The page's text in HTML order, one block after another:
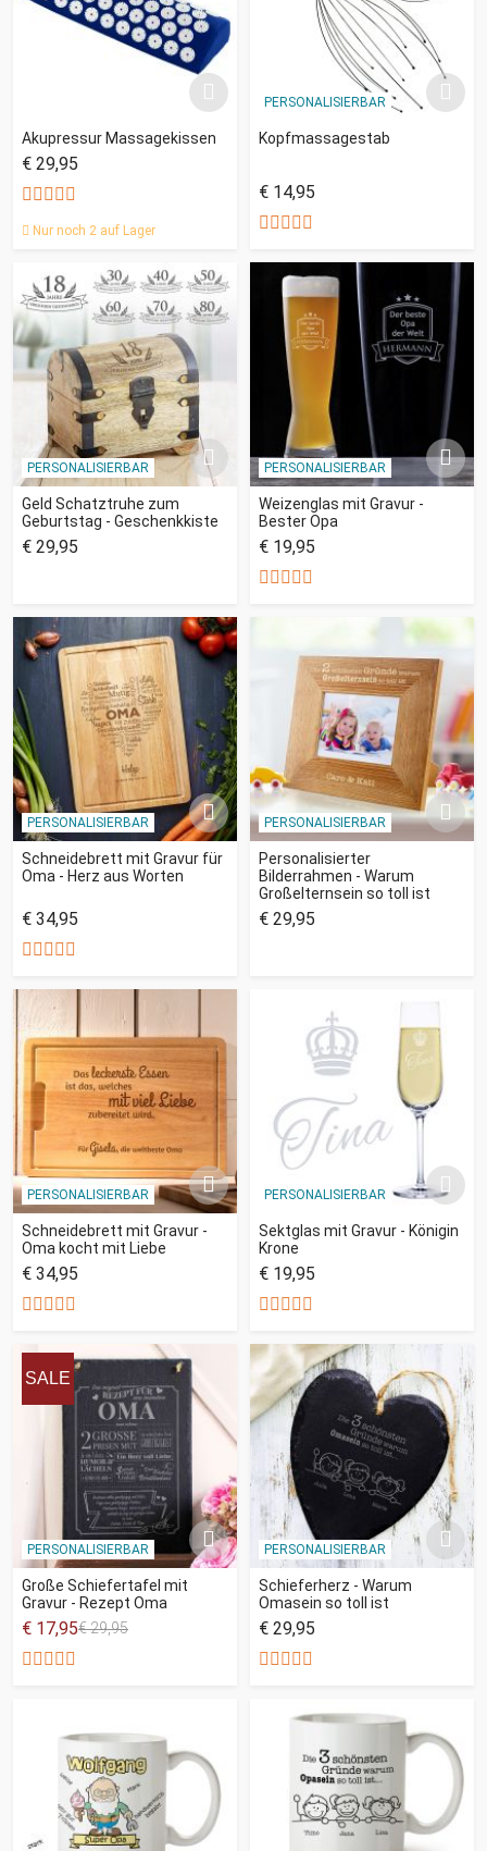
Akupressur Massagekissen
€ 29,95
Nur noch 2 auf Lager
PERSONALISIERBAR
Kopfmassagestab
€ 14,95
PERSONALISIERBAR
Geld Schatztruhe zum
Geburtstag - Geschenkkiste
€ 29,95
PERSONALISIERBAR
Weizenglas mit Gravur -
Bester Opa
€ 19,95
PERSONALISIERBAR
Schneidebrett mit Gravur für
Oma - Herz aus Worten
€ 34,95
PERSONALISIERBAR
Personalisierter
Bilderrahmen - Warum
Großelternsein so toll ist
€ 29,95
PERSONALISIERBAR
Schneidebrett mit Gravur -
Oma kocht mit Liebe
€ 34,95
PERSONALISIERBAR
Sektglas mit Gravur - Königin
Krone
€ 19,95
SALE
PERSONALISIERBAR
Große Schiefertafel mit
Gravur - Rezept Oma
€ 17,95€ 29,95
PERSONALISIERBAR
Schieferherz - Warum
Omasein so toll ist
€ 29,95